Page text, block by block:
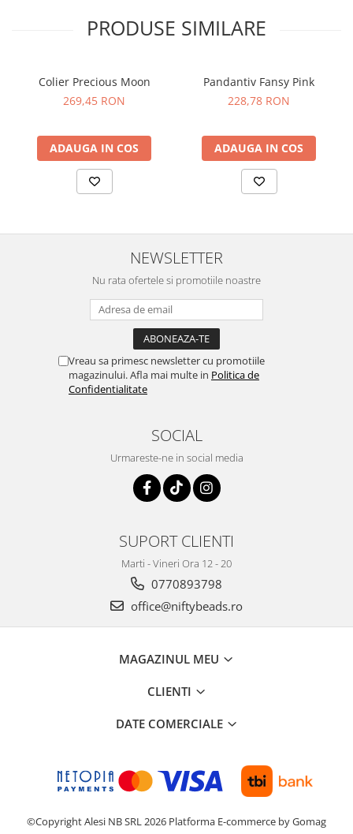
PRODUSE SIMILARE
Colier Precious Moon
269,45 RON
ADAUGA IN COS
Pandantiv Fansy Pink
228,78 RON
ADAUGA IN COS
NEWSLETTER
Nu rata ofertele si promotiile noastre
Vreau sa primesc newsletter cu promotiile
magazinului. Afla mai multe in Politica de
Confidentialitate
SOCIAL
Urmareste-ne in social media
SUPORT CLIENTI
Marti - Vineri Ora 12 - 20
0770893798
office@niftybeads.ro
MAGAZINUL MEU
CLIENTI
DATE COMERCIALE
©Copyright Alesi NB SRL 2026 Platforma E-commerce by Gomag